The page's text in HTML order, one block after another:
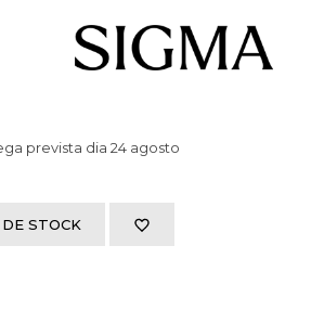
prevista dia 24 agosto
STOCK